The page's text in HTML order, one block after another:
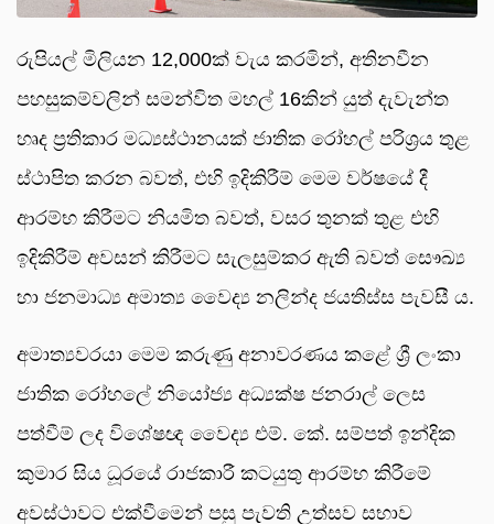
රුපියල් මිලියන 12,000ක් වැය කරමින්, අතිනවීන
පහසුකම්වලින් සමන්විත මහල් 16කින් යුත් දැවැන්ත
හෘද ප්‍රතිකාර මධ්‍යස්ථානයක් ජාතික රෝහල් පරිශ්‍රය තුළ
ස්ථාපිත කරන බවත්, එහි ඉදිකිරීම් මෙම වර්ෂයේ දී
ආරම්භ කිරීමට නියමිත බවත්, වසර තුනක් තුළ එහි
ඉදිකිරීම් අවසන් කිරීමට සැලසුම්කර ඇති බවත් සෞඛ්‍ය
හා ජනමාධ්‍ය අමාත්‍ය වෛද්‍ය නලින්ද ජයතිස්ස පැවසී ය.
අමාත්‍යවරයා මෙම කරුණු අනාවරණය කළේ ශ්‍රී ලංකා
ජාතික රෝහලේ නියෝජ්‍ය අධ්‍යක්ෂ ජනරාල් ලෙස
පත්වීම් ලද විශේෂඥ වෛද්‍ය එම්. කේ. සම්පත් ඉන්දික
කුමාර සිය ධූරයේ රාජකාරී කටයුතු ආරම්භ කිරීමේ
අවස්ථාවට එක්වීමෙන් පසු පැවති උත්සව සභාව